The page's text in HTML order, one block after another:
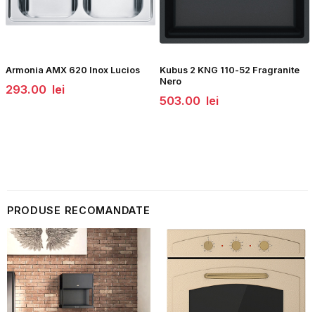
Armonia AMX 620 Inox Lucios
293.00 lei
Kubus 2 KNG 110-52 Fragranite
Nero
503.00 lei
PRODUSE RECOMANDATE